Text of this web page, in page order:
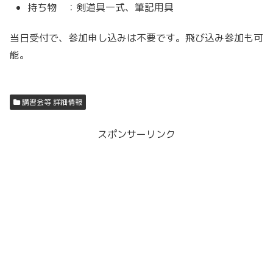
持ち物 ：剣道具一式、筆記用具
当日受付で、参加申し込みは不要です。飛び込み参加も可
能。
講習会等 詳細情報
スポンサーリンク